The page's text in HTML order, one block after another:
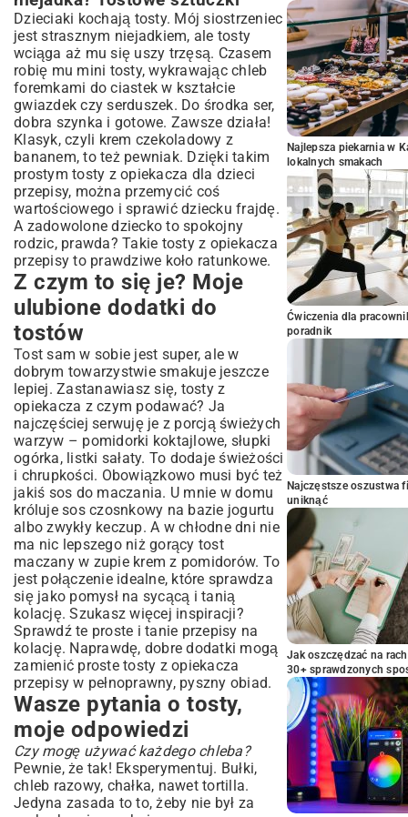
Dzieciaki kochają tosty. Mój siostrzeniec
jest strasznym niejadkiem, ale tosty
wciąga aż mu się uszy trzęsą. Czasem
robię mu mini tosty, wykrawając chleb
foremkami do ciastek w kształcie
gwiazdek czy serduszek. Do środka ser,
dobra szynka i gotowe. Zawsze działa!
Klasyk, czyli krem czekoladowy z
bananem, to też pewniak. Dzięki takim
prostym tosty z opiekacza dla dzieci
przepisy, można przemycić coś
wartościowego i sprawić dziecku frajdę.
A zadowolone dziecko to spokojny
rodzic, prawda? Takie tosty z opiekacza
przepisy to prawdziwe koło ratunkowe.
Z czym to się je? Moje
ulubione dodatki do
tostów
Tost sam w sobie jest super, ale w
dobrym towarzystwie smakuje jeszcze
lepiej. Zastanawiasz się, tosty z
opiekacza z czym podawać? Ja
najczęściej serwuję je z porcją świeżych
warzyw – pomidorki koktajlowe, słupki
ogórka, listki sałaty. To dodaje świeżości
i chrupkości. Obowiązkowo musi być też
jakiś sos do maczania. U mnie w domu
króluje sos czosnkowy na bazie jogurtu
albo zwykły keczup. A w chłodne dni nie
ma nic lepszego niż gorący tost
maczany w zupie krem z pomidorów. To
jest połączenie idealne, które sprawdza
się jako pomysł na sycącą i tanią
kolację. Szukasz więcej inspiracji?
Sprawdź te proste i tanie przepisy na
kolację. Naprawdę, dobre dodatki mogą
zamienić proste tosty z opiekacza
przepisy w pełnoprawny, pyszny obiad.
Wasze pytania o tosty,
moje odpowiedzi
Czy mogę używać każdego chleba?
Pewnie, że tak! Eksperymentuj. Bułki,
chleb razowy, chałka, nawet tortilla.
Jedyna zasada to to, żeby nie był za
Najlepsza piekarnia w
lokalnych smakach
Ćwiczenia dla
poradnik
Najczęstsze oszustwa
uniknąć
Jak oszczędzać na
30+ sprawdzonych